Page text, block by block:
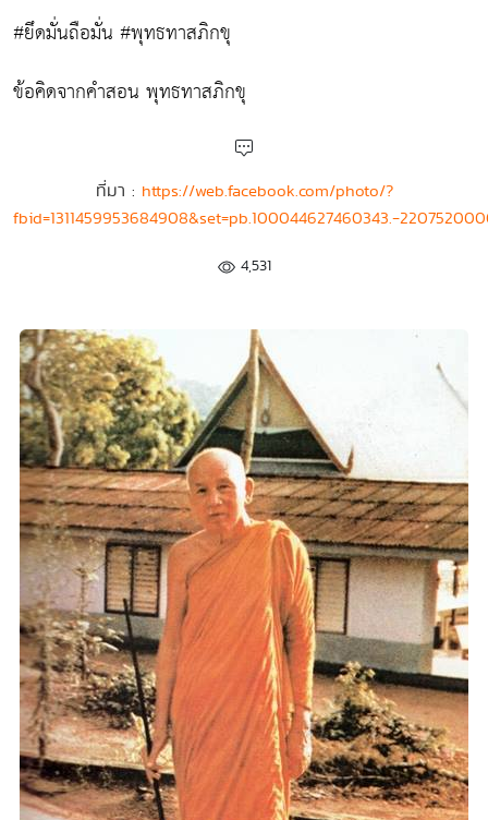
#ยึดมั่นถือมั่น #พุทธทาสภิกขุ
ข้อคิดจากคำสอน พุทธทาสภิกขุ
ที่มา : https://web.facebook.com/photo/?
fbid=1311459953684908&set=pb.100044627460343.-
4,531